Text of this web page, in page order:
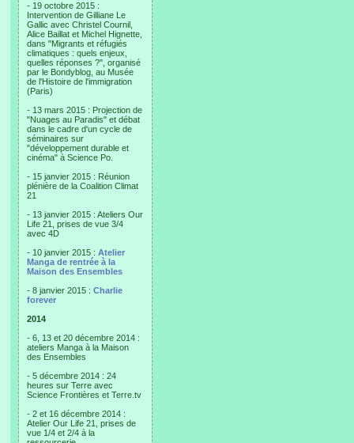
- 19 octobre 2015 :
Intervention de Gilliane Le
Gallic avec Christel Cournil,
Alice Baillat et Michel Hignette,
dans "Migrants et réfugiés
climatiques : quels enjeux,
quelles réponses ?", organisé
par le Bondyblog, au Musée
de l'Histoire de l'immigration
(Paris)
- 13 mars 2015 : Projection de
"Nuages au Paradis" et débat
dans le cadre d'un cycle de
séminaires sur
"développement durable et
cinéma" à Science Po.
- 15 janvier 2015 : Réunion
plénière de la Coalition Climat
21
- 13 janvier 2015 : Ateliers Our
Life 21, prises de vue 3/4
avec 4D
- 10 janvier 2015 : Atelier
Manga de rentrée à la
Maison des Ensembles
- 8 janvier 2015 : Charlie
forever
2014
- 6, 13 et 20 décembre 2014 :
ateliers Manga à la Maison
des Ensembles
- 5 décembre 2014 : 24
heures sur Terre avec
Science Frontières et Terre.tv
- 2 et 16 décembre 2014 :
Atelier Our Life 21, prises de
vue 1/4 et 2/4 à la